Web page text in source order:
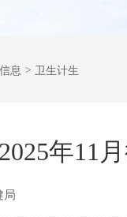
息 > 卫生计生
2025年11
局